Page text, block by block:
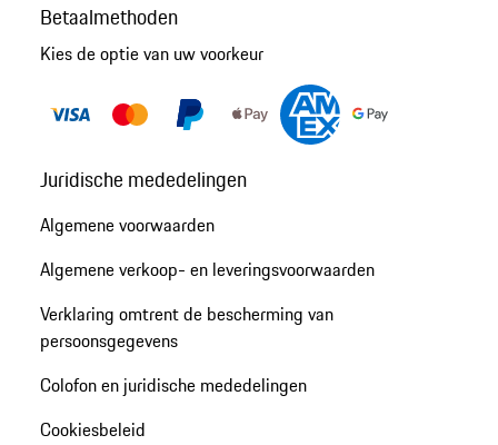
Betaalmethoden
Kies de optie van uw voorkeur
Juridische mededelingen
Algemene voorwaarden
Algemene verkoop- en leveringsvoorwaarden
Verklaring omtrent de bescherming van
persoonsgegevens
Colofon en juridische mededelingen
Cookiesbeleid